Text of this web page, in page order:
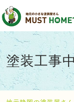
塗装工事